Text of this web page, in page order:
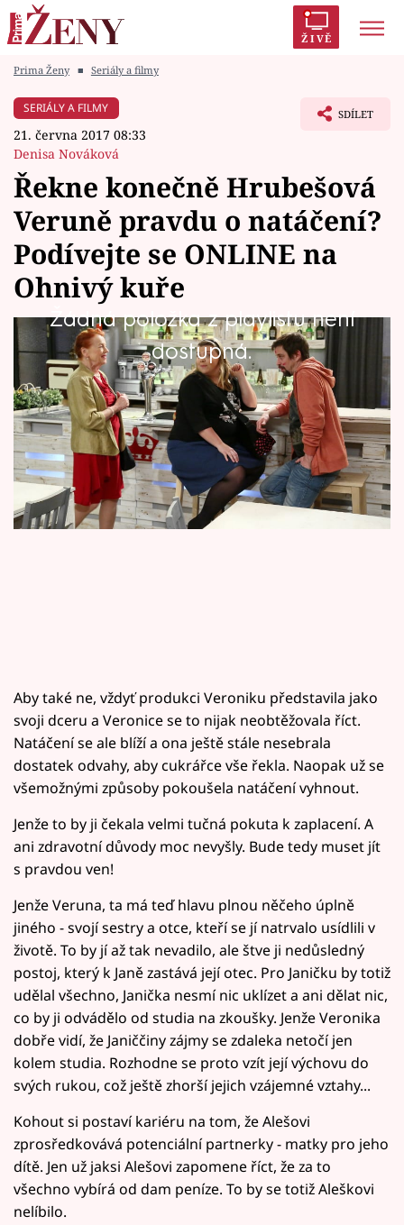
ŽIVĚ
Módní alarm
Témata
Celebrity
Vztahy
Seriály
Horoskopy
Sledujte prima+
Filmový festival Karlovy Vary
Sledujte nás
Prima Ženy ■ Seriály a filmy
SERIÁLY A FILMY
21. června 2017 08:33
Denisa Nováková
SDÍLET
Řekne konečně Hrubešová
Veruně pravdu o natáčení?
Podívejte se ONLINE na
Ohnivý kuře
Žádná položka z playlistu není
dostupná.
Paní Hrubešová začíná mít z televizního
natáčení pořádné obavy.
Aby také ne, vždyť produkci Veroniku představila jako
svoji dceru a Veronice se to nijak neobtěžovala říct.
Natáčení se ale blíží a ona ještě stále nesebrala
dostatek odvahy, aby cukrářce vše řekla. Naopak už se
všemožnými způsoby pokoušela natáčení vyhnout.
Jenže to by ji čekala velmi tučná pokuta k zaplacení. A
ani zdravotní důvody moc nevyšly. Bude tedy muset jít
s pravdou ven!
Jenže Veruna, ta má teď hlavu plnou něčeho úplně
jiného - svojí sestry a otce, kteří se jí natrvalo usídlili v
životě. To by jí až tak nevadilo, ale štve ji nedůsledný
postoj, který k Janě zastává její otec. Pro Janičku by totiž
udělal všechno, Janička nesmí nic uklízet a ani dělat nic,
co by ji odvádělo od studia na zkoušky. Jenže Veronika
dobře vidí, že Janiččiny zájmy se zdaleka netočí jen
kolem studia. Rozhodne se proto vzít její výchovu do
svých rukou, což ještě zhorší jejich vzájemné vztahy...
Kohout si postaví kariéru na tom, že Alešovi
zprosředkovává potenciální partnerky - matky pro jeho
dítě. Jen už jaksi Alešovi zapomene říct, že za to
všechno vybírá od dam peníze. To by se totiž Aleškovi
nelíbilo.